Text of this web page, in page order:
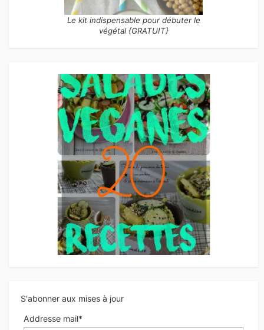
Le kit indispensable pour débuter le
végétal {GRATUIT}
S'abonner aux mises à jour
Addresse mail*